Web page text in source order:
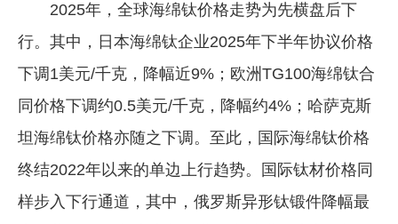
2025年，全球海绵钛价格走势为先横盘后下
行。其中，日本海绵钛企业2025年下半年协议价格
下调1美元/千克，降幅近9%；欧洲TG100海绵钛合
同价格下调约0.5美元/千克，降幅约4%；哈萨克斯
坦海绵钛价格亦随之下调。至此，国际海绵钛价格
终结2022年以来的单边上行趋势。国际钛材价格同
样步入下行通道，其中，俄罗斯异形钛锻件降幅最